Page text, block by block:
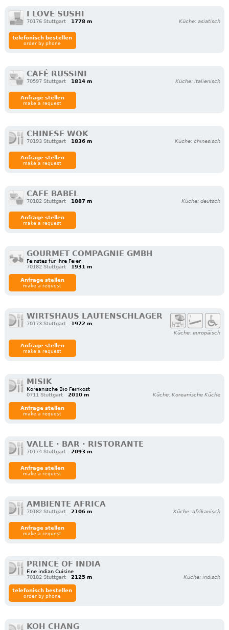
I LOVE SUSHI
70176 Stuttgart 1778 m Küche: asiatisch
telefonisch bestellen
order by phone
CAFÉ RUSSINI
70597 Stuttgart 1814 m Küche: italienisch
Anfrage stellen
make a request
CHINESE WOK
70193 Stuttgart 1836 m Küche: chinesisch
Anfrage stellen
make a request
CAFE BABEL
70182 Stuttgart 1887 m Küche: deutsch
Anfrage stellen
make a request
GOURMET COMPAGNIE GMBH
Feinstes für Ihre Feier
70182 Stuttgart
1931 m
Anfrage stellen
make a request
WIRTSHAUS LAUTENSCHLAGER
70173 Stuttgart
1972 m
Küche: europäisch
Anfrage stellen
make a request
MISIK
Koreanische Bio Feinkost
0711 Stuttgart
2010 m Küche: Koreanische Küche
Anfrage stellen
make a request
VALLE · BAR · RISTORANTE
70174 Stuttgart 2093 m
Anfrage stellen
make a request
AMBIENTE AFRICA
70182 Stuttgart 2106 m Küche: afrikanisch
Anfrage stellen
make a request
PRINCE OF INDIA
Fine indian Cuisine
70182 Stuttgart
2125 m Küche: indisch
telefonisch bestellen
order by phone
KOH CHANG